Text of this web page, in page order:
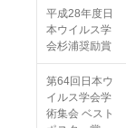
平成28年度日
本ウイルス学
会杉浦奨励賞
第64回日本ウ
イルス学会学
術集会 ベスト